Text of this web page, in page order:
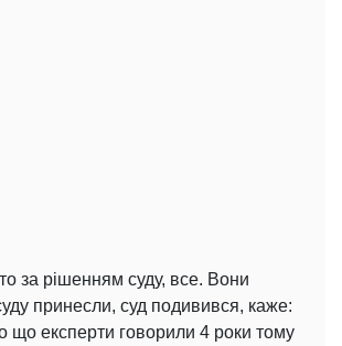
за рішенням суду, все. Вони
принесли, суд подивився, каже:
що експерти говорили 4 роки тому